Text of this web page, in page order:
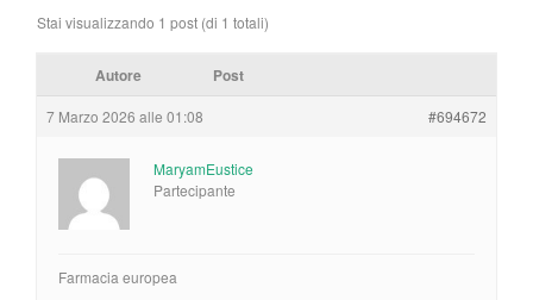
Stai visualizzando 1 post (di 1 totali)
Autore Post
7 Marzo 2026 alle 01:08 #694672
MaryamEustice
Partecipante
Farmacia europea